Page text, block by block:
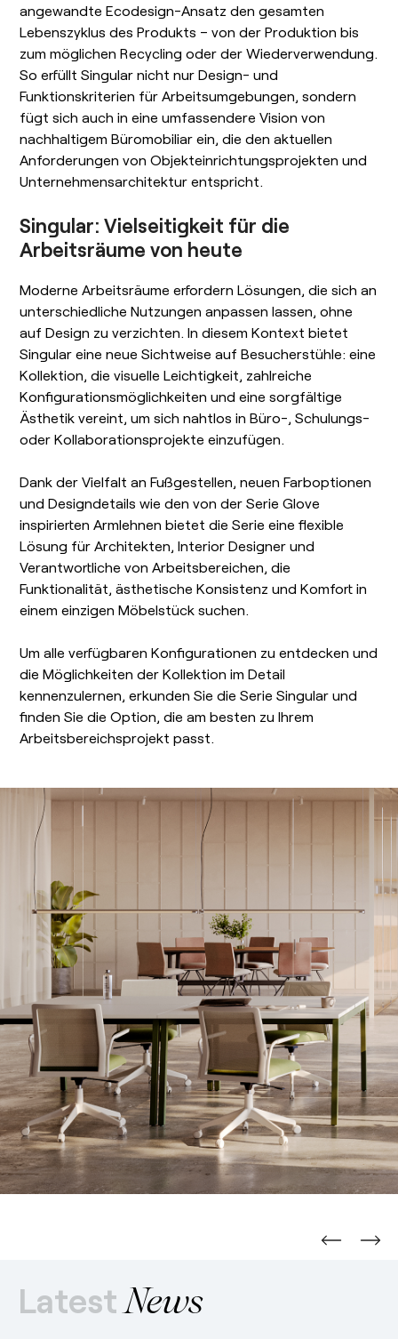
angewandte Ecodesign-Ansatz den gesamten
Lebenszyklus des Produkts – von der Produktion bis
zum möglichen Recycling oder der Wiederverwendung.
So erfüllt Singular nicht nur Design- und
Funktionskriterien für Arbeitsumgebungen, sondern
fügt sich auch in eine umfassendere Vision von
nachhaltigem Büromobiliar ein, die den aktuellen
Anforderungen von Objekteinrichtungsprojekten und
Unternehmensarchitektur entspricht.
Singular: Vielseitigkeit für die
Arbeitsräume von heute
Moderne Arbeitsräume erfordern Lösungen, die sich an
unterschiedliche Nutzungen anpassen lassen, ohne
auf Design zu verzichten. In diesem Kontext bietet
Singular eine neue Sichtweise auf Besucherstühle: eine
Kollektion, die visuelle Leichtigkeit, zahlreiche
Konfigurationsmöglichkeiten und eine sorgfältige
Ästhetik vereint, um sich nahtlos in Büro-, Schulungs-
oder Kollaborationsprojekte einzufügen.
Dank der Vielfalt an Fußgestellen, neuen Farboptionen
und Designdetails wie den von der Serie Glove
inspirierten Armlehnen bietet die Serie eine flexible
Lösung für Architekten, Interior Designer und
Verantwortliche von Arbeitsbereichen, die
Funktionalität, ästhetische Konsistenz und Komfort in
einem einzigen Möbelstück suchen.
Um alle verfügbaren Konfigurationen zu entdecken und
die Möglichkeiten der Kollektion im Detail
kennenzulernen, erkunden Sie die Serie Singular und
finden Sie die Option, die am besten zu Ihrem
Arbeitsbereichsprojekt passt.
Latest News